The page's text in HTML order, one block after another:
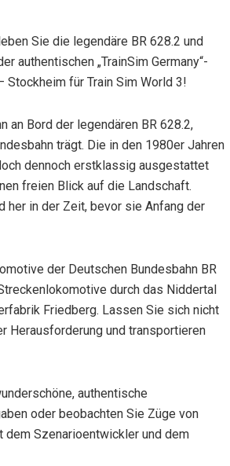
Sie die legendäre BR 628.2 und
authentischen „TrainSim Germany“-
Stockheim für Train Sim World 3!
an Bord der legendären BR 628.2,
trägt. Die in den 1980er Jahren
dennoch erstklassig ausgestattet
freien Blick auf die Landschaft.
her in der Zeit, bevor sie Anfang der
der Deutschen Bundesbahn BR
durch das Niddertal
Friedberg. Lassen Sie sich nicht
Herausforderung und transportieren
authentische
oder beobachten Sie Züge von
dem Szenarioentwickler und dem